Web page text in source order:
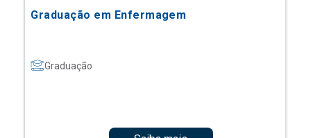
Graduação em Enfermagem
Graduação